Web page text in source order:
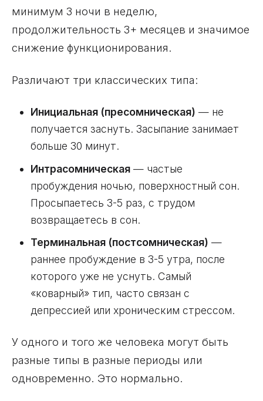
минимум 3 ночи в неделю,
продолжительность 3+ месяцев и значимое
снижение функционирования.
Различают три классических типа:
Инициальная (пресомническая) — не
получается заснуть. Засыпание занимает
больше 30 минут.
Интрасомническая — частые
пробуждения ночью, поверхностный сон.
Просыпаетесь 3-5 раз, с трудом
возвращаетесь в сон.
Терминальная (постсомническая) —
раннее пробуждение в 3-5 утра, после
которого уже не уснуть. Самый
«коварный» тип, часто связан с
депрессией или хроническим стрессом.
У одного и того же человека могут быть
разные типы в разные периоды или
одновременно. Это нормально.